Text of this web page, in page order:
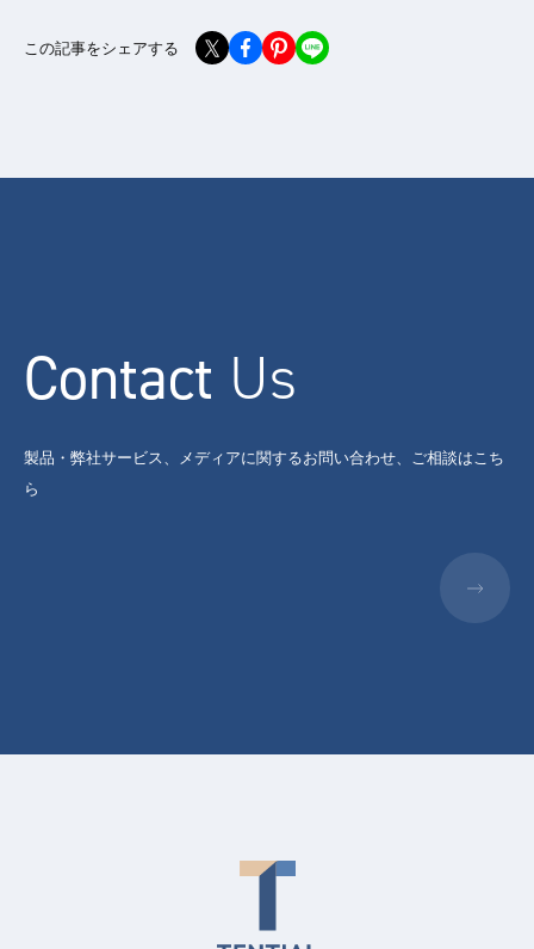
この記事をシェアする
Contact Us
製品・弊社サービス、メディアに関するお問い合わせ、ご相談はこち
ら